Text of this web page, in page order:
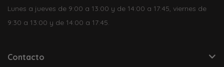
Lunes a jueves de 9:00 a 13:00 y de 14:00 a 17:45, viernes de
9:30 a 13:00 y de 14:00 a 17:45.
Contacto